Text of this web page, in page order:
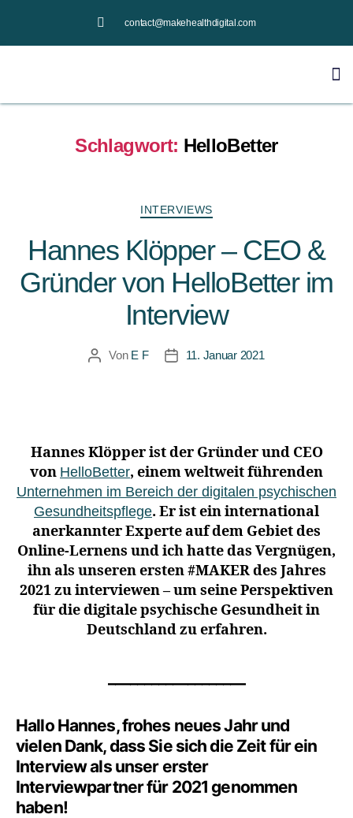
contact@makehealthdigital.com
Schlagwort: HelloBetter
INTERVIEWS
Hannes Klöpper – CEO &
Gründer von HelloBetter im
Interview
Von E F 11. Januar 2021
Hannes Klöpper ist der Gründer und CEO
von HelloBetter, einem weltweit führenden
Unternehmen im Bereich der digitalen psychischen
Gesundheitspflege. Er ist ein international
anerkannter Experte auf dem Gebiet des
Online-Lernens und ich hatte das Vergnügen,
ihn als unseren ersten #MAKER des Jahres
2021 zu interviewen – um seine Perspektiven
für die digitale psychische Gesundheit in
Deutschland zu erfahren.
Hallo Hannes, frohes neues Jahr und
vielen Dank, dass Sie sich die Zeit für ein
Interview als unser erster
Interviewpartner für 2021 genommen
haben!